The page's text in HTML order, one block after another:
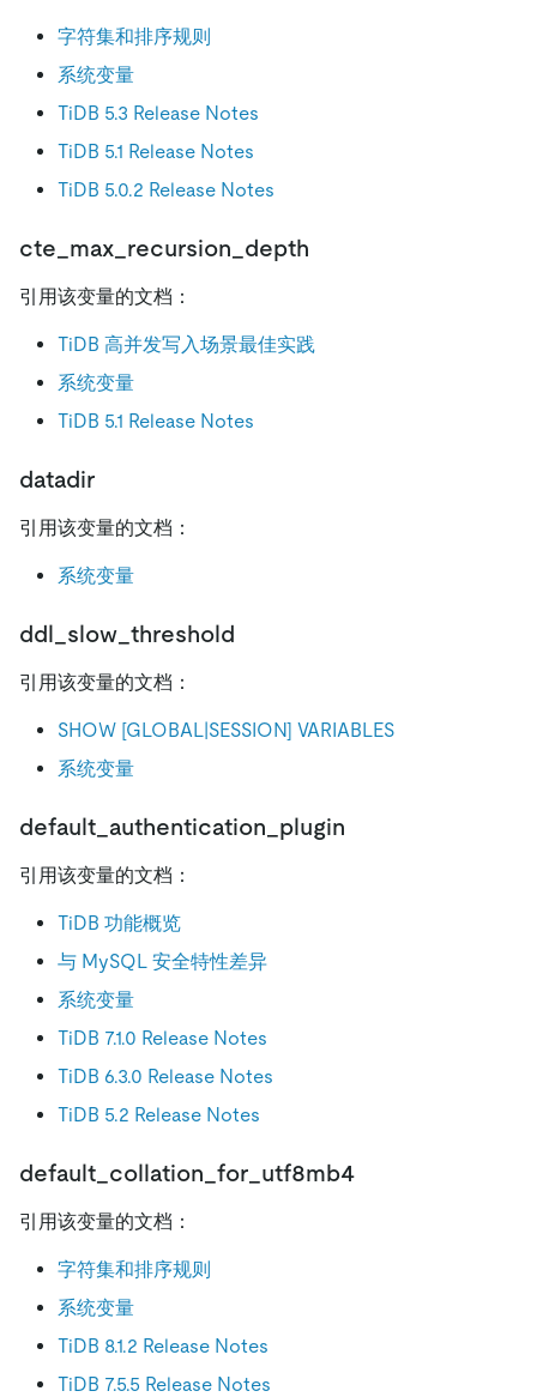
字符集和排序规则
系统变量
TiDB 5.3 Release Notes
TiDB 5.1 Release Notes
TiDB 5.0.2 Release Notes
cte_max_recursion_depth
引用该变量的文档：
TiDB 高并发写入场景最佳实践
系统变量
TiDB 5.1 Release Notes
datadir
引用该变量的文档：
系统变量
ddl_slow_threshold
引用该变量的文档：
SHOW [GLOBAL|SESSION] VARIABLES
系统变量
default_authentication_plugin
引用该变量的文档：
TiDB 功能概览
与 MySQL 安全特性差异
系统变量
TiDB 7.1.0 Release Notes
TiDB 6.3.0 Release Notes
TiDB 5.2 Release Notes
default_collation_for_utf8mb4
引用该变量的文档：
字符集和排序规则
系统变量
TiDB 8.1.2 Release Notes
TiDB 7.5.5 Release Notes